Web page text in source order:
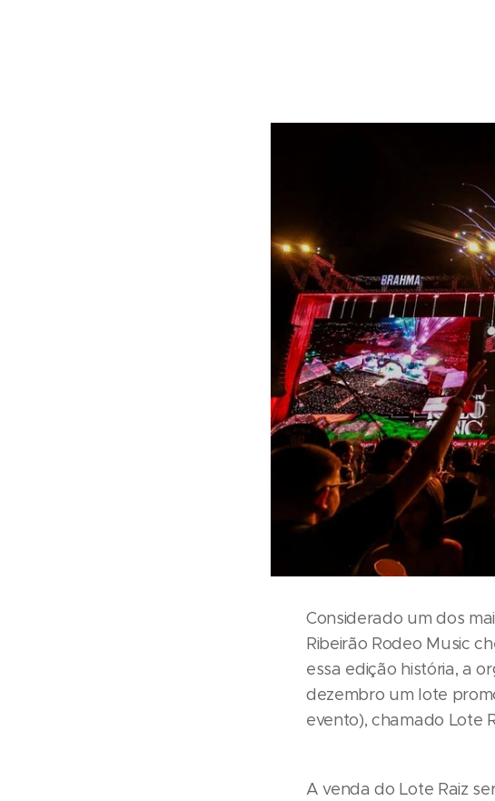
Considerado um dos
Ribeirão Rodeo Music
essa edição história, a
dezembro um lote
evento), chamado Lote
A venda do Lote Raiz